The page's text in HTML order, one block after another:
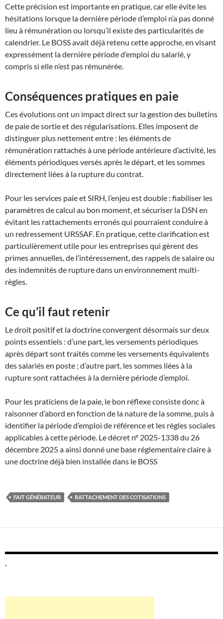
Cette précision est importante en pratique, car elle évite les
hésitations lorsque la dernière période d’emploi n’a pas donné
lieu à rémunération ou lorsqu’il existe des particularités de
calendrier. Le BOSS avait déjà retenu cette approche, en visant
expressément la dernière période d’emploi du salarié, y
compris si elle n’est pas rémunérée.
Conséquences pratiques en paie
Ces évolutions ont un impact direct sur la gestion des bulletins
de paie de sortie et des régularisations. Elles imposent de
distinguer plus nettement entre : les éléments de
rémunération rattachés à une période antérieure d’activité, les
éléments périodiques versés après le départ, et les sommes
directement liées à la rupture du contrat.
Pour les services paie et SIRH, l’enjeu est double : fiabiliser les
paramètres de calcul au bon moment, et sécuriser la DSN en
évitant les rattachements erronés qui pourraient conduire à
un redressement URSSAF. En pratique, cette clarification est
particulièrement utile pour les entreprises qui gèrent des
primes annuelles, de l’intéressement, des rappels de salaire ou
des indemnités de rupture dans un environnement multi-
règles.
Ce qu’il faut retenir
Le droit positif et la doctrine convergent désormais sur deux
points essentiels : d’une part, les versements périodiques
après départ sont traités comme les versements équivalents
des salariés en poste ; d’autre part, les sommes liées à la
rupture sont rattachées à la dernière période d’emploi.
Pour les praticiens de la paie, le bon réflexe consiste donc à
raisonner d’abord en fonction de la nature de la somme, puis à
identifier la période d’emploi de référence et les règles sociales
applicables à cette période. Le décret n° 2025-1338 du 26
décembre 2025 a ainsi donné une base réglementaire claire à
une doctrine déjà bien installée dans le BOSS
FAIT GÉNÉRATEUR RATTACHEMENT DES COTISATIONS
.